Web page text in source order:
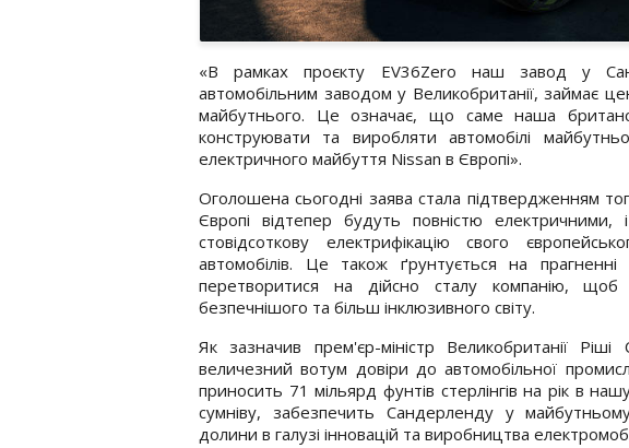
«В рамках проєкту EV36Zero наш завод у
автомобільним заводом у Великобританії, займає
майбутнього. Це означає, що саме наша
конструювати та виробляти автомобілі
електричного майбуття Nissan в Європі».
Оголошена сьогодні заява стала підтвердженням
Європі відтепер будуть повністю
стовідсоткову електрифікацію свого
автомобілів. Це також ґрунтується на
перетворитися на дійсно сталу компанію, щоб
безпечнішого та більш інклюзивного світу.
Як зазначив прем'єр-міністр Великобританії
величезний вотум довіри до автомобільної
приносить 71 мільярд фунтів стерлінгів на рік в
сумніву, забезпечить Сандерленду у
долини в галузі інновацій та виробництва